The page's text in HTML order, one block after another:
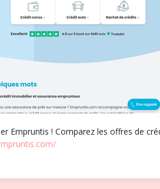
Empruntis ! Comparez les offres de